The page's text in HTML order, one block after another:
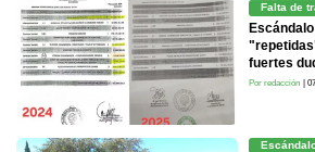
Falta de
fuertes
Por redacción |